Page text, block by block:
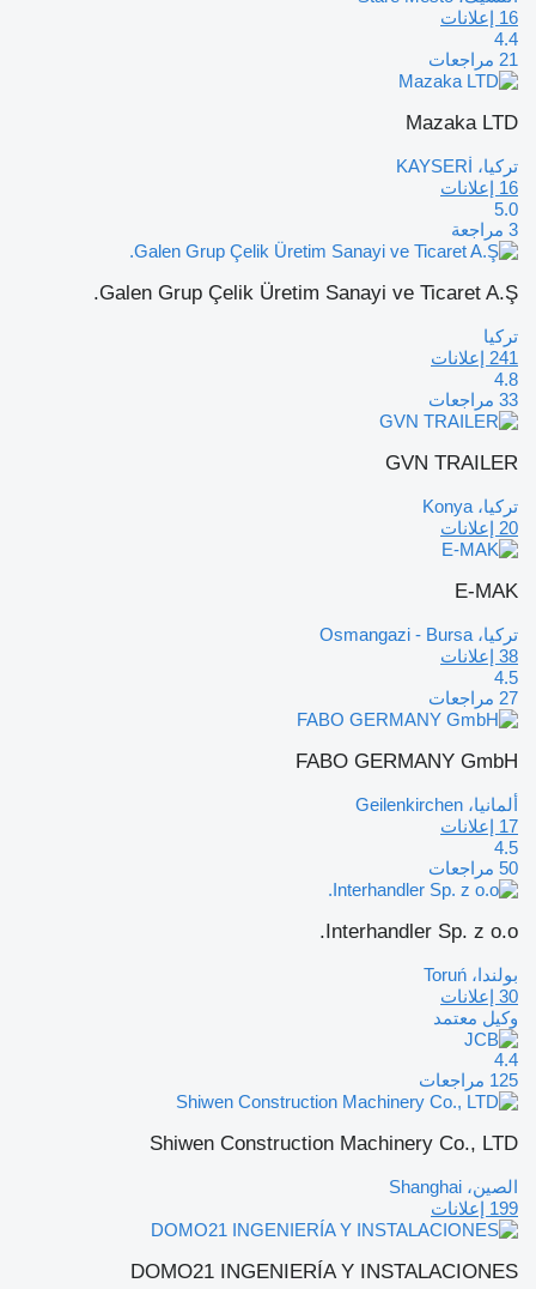
16 إعلانات
4.4
21 مراجعات
Mazaka LTD
تركيا، KAYSERİ
16 إعلانات
5.0
3 مراجعة
Galen Grup Çelik Üretim Sanayi ve Ticaret A.Ş.
تركيا
241 إعلانات
4.8
33 مراجعات
GVN TRAILER
تركيا، Konya
20 إعلانات
E-MAK
تركيا، Osmangazi - Bursa
38 إعلانات
4.5
27 مراجعات
FABO GERMANY GmbH
ألمانيا، Geilenkirchen
17 إعلانات
4.5
50 مراجعات
Interhandler Sp. z o.o.
بولندا، Toruń
30 إعلانات
وكيل معتمد
4.4
125 مراجعات
Shiwen Construction Machinery Co., LTD
الصين، Shanghai
199 إعلانات
DOMO21 INGENIERÍA Y INSTALACIONES